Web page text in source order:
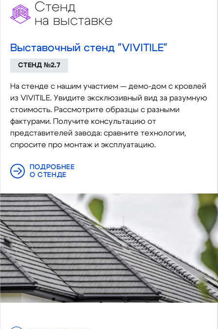
Стенд
на выставке
Выставочный стенд "VIVITILE"
СТЕНД №2.7
На стенде с нашим участием — демо-дом с кровлей
из VIVITILE. Увидите эксклюзивный вид за разумную
стоимость. Рассмотрите образцы с разными
фактурами. Получите консультацию от
представителей завода: сравните технологии,
спросите про монтаж и эксплуатацию.
ПОДРОБНЕЕ
О СТЕНДЕ
Предыдущий